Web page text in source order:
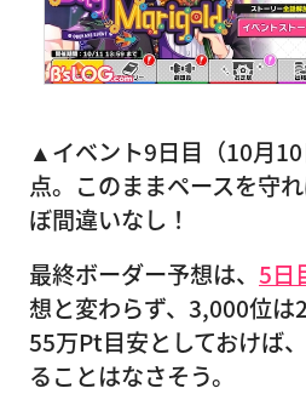
▲イベント9日目（10月
点。このままペースを守
ぼ間違いなし！
最終ボーダー予想は、 5日
想と変わらず、3,000位
55万Pt目安としておけば
ることはなさそう。